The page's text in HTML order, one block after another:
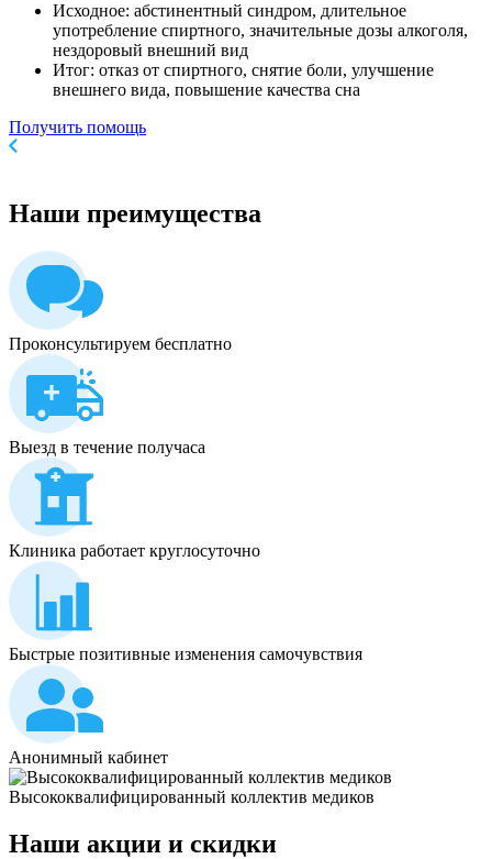
Исходное: абстинентный синдром, длительное
употребление спиртного, значительные дозы алкоголя,
нездоровый внешний вид
Итог: отказ от спиртного, снятие боли, улучшение
внешнего вида, повышение качества сна
Получить помощь
Наши преимущества
Проконсультируем бесплатно
Выезд в течение получаса
Клиника работает круглосуточно
Быстрые позитивные изменения самочувствия
Анонимный кабинет
Высококвалифицированный коллектив медиков
Наши акции и скидки